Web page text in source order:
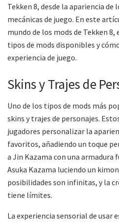
Tekken 8, desde la apariencia de
mecánicas de juego. En este
mundo de los mods de Tekken
tipos de mods disponibles y
experiencia de juego.
Skins y Trajes de
Uno de los tipos de mods más
skins y trajes de personajes.
jugadores personalizar la
favoritos, añadiendo un toque
a Jin Kazama con una armadura
Asuka Kazama luciendo un
posibilidades son infinitas, y la
tiene límites.
La experiencia sensorial de usar